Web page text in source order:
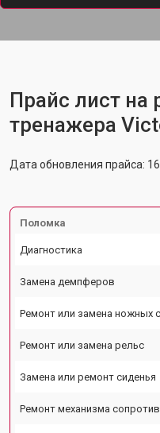
Прайс лист на
тренажера
Дата обновления прайса:
Поломка
Диагностика
Замена демпферов
Ремонт или замена ножных
Ремонт или замена рельс
Замена или ремонт сиденья
Ремонт механизма